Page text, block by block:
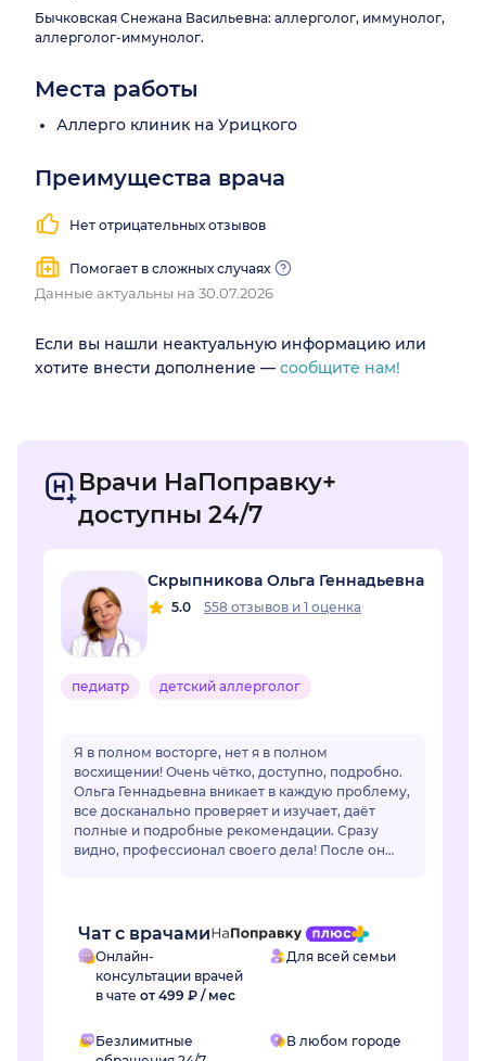
Бычковская Снежана Васильевна: аллерголог, иммунолог,
аллерголог-иммунолог.
Места работы
Аллерго клиник на Урицкого
Преимущества врача
Нет отрицательных отзывов
Помогает в сложных случаях
Данные актуальны на 30.07.2026
Если вы нашли неактуальную информацию или
хотите внести дополнение — сообщите нам!
Врачи НаПоправку+
доступны 24/7
Скрыпникова Ольга Геннадьевна
5.0 558 отзывов и 1 оценка
педиатр детский аллерголог
Я в полном восторге, нет я в полном
восхищении! Очень чётко, доступно, подробно.
Ольга Геннадьевна вникает в каждую проблему,
все досканально проверяет и изучает, даёт
полные и подробные рекомендации. Сразу
видно, профессионал своего дела! После он
Чат с врачами
Онлайн-
консультации врачей
в чате от 499 ₽ / мес
Для всей семьи
Безлимитные
В любом городе